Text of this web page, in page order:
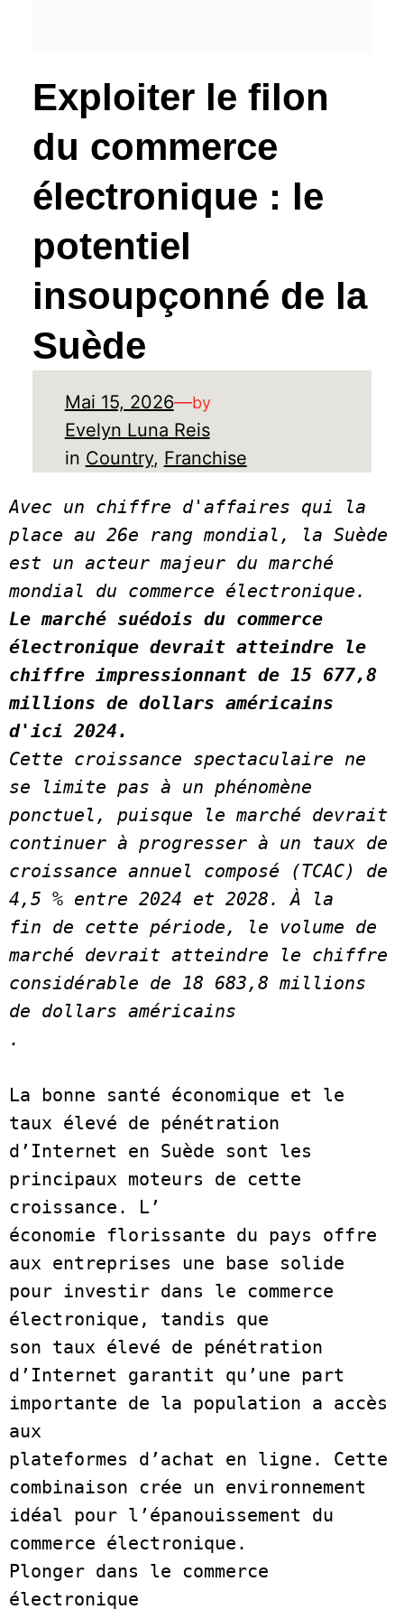
Exploiter le filon
du commerce
électronique : le
potentiel
insoupçonné de la
Suède
Mai 15, 2026—by
Evelyn Luna Reis
in Country, Franchise
Avec un chiffre d'affaires qui la
place au 26e rang mondial, la Suède
est un acteur majeur du marché
mondial du commerce électronique.
Le marché suédois du commerce
électronique devrait atteindre le
chiffre impressionnant de 15 677,8
millions de dollars américains
d'ici 2024.
Cette croissance spectaculaire ne
se limite pas à un phénomène
ponctuel, puisque le marché devrait
continuer à progresser à un taux de
croissance annuel composé (TCAC) de
4,5 % entre 2024 et 2028. À la
fin de cette période, le volume de
marché devrait atteindre le chiffre
considérable de 18 683,8 millions
de dollars américains
.
La bonne santé économique et le
taux élevé de pénétration
d’Internet en Suède sont les
principaux moteurs de cette
croissance. L’
économie florissante du pays offre
aux entreprises une base solide
pour investir dans le commerce
électronique, tandis que
son taux élevé de pénétration
d’Internet garantit qu’une part
importante de la population a accès
aux
plateformes d’achat en ligne. Cette
combinaison crée un environnement
idéal pour l’épanouissement du
commerce électronique.
Plonger dans le commerce
électronique